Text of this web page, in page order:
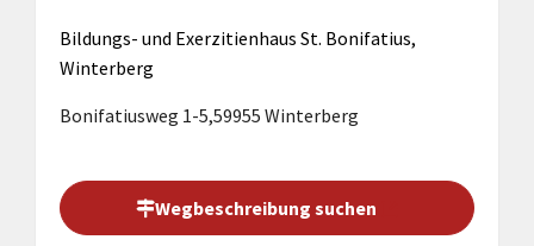
Bildungs- und Exerzitienhaus St. Bonifatius,
Winterberg
Bonifatiusweg 1-5,59955 Winterberg
Wegbeschreibung suchen